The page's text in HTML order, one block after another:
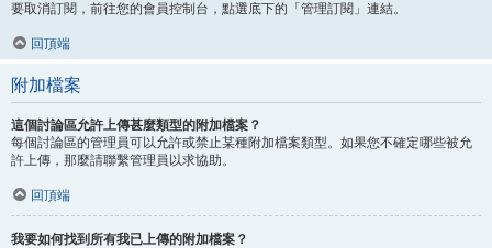
要取消訂閱，前往您的會員控制台，點選底下的「管理訂閱」連結。
回頂端
附加檔案
這個討論區允許上傳甚麼類型的附加檔案？
每個討論區的管理員可以允許或禁止某種附加檔案類型。如果您不確定哪些被允
許上傳，那麼請聯繫管理員以求協助。
回頂端
我要如何找到所有我已上傳的附加檔案？